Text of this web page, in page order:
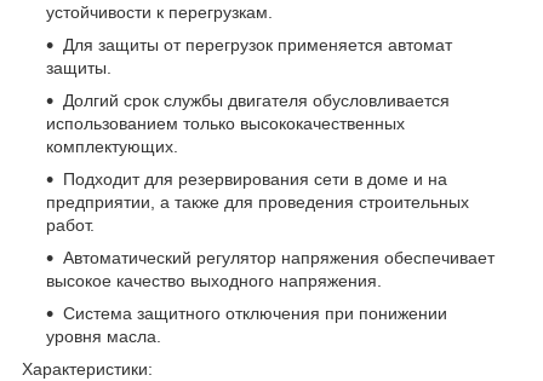
устойчивости к перегрузкам.
Для защиты от перегрузок применяется автомат
защиты.
Долгий срок службы двигателя обусловливается
использованием только высококачественных
комплектующих.
Подходит для резервирования сети в доме и на
предприятии, а также для проведения строительных
работ.
Автоматический регулятор напряжения обеспечивает
высокое качество выходного напряжения.
Система защитного отключения при понижении
уровня масла.
Характеристики: